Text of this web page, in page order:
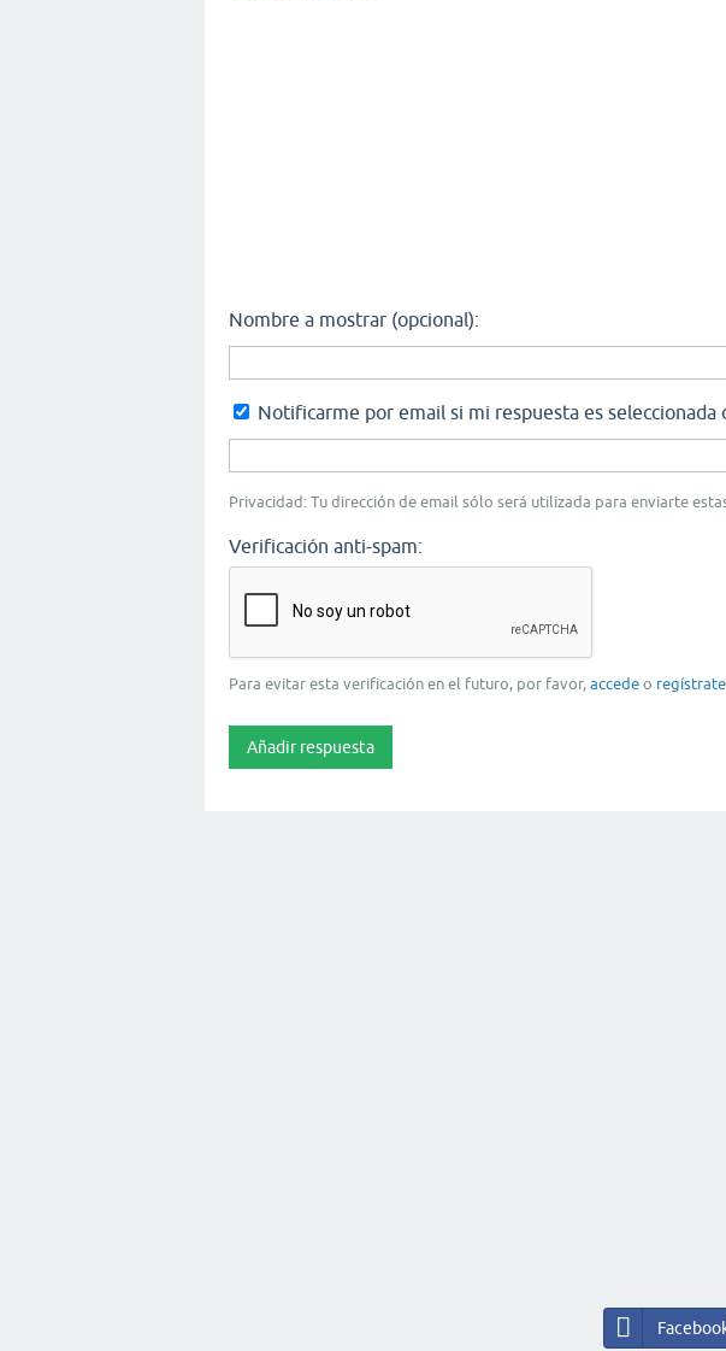
Nombre a mostrar (opcional):
Notificarme por email si mi respuesta es seleccionada
Privacidad: Tu dirección de email sólo será utilizada para enviarte
Verificación anti-spam:
Para evitar esta verificación en el futuro, por favor, accede o regístrate